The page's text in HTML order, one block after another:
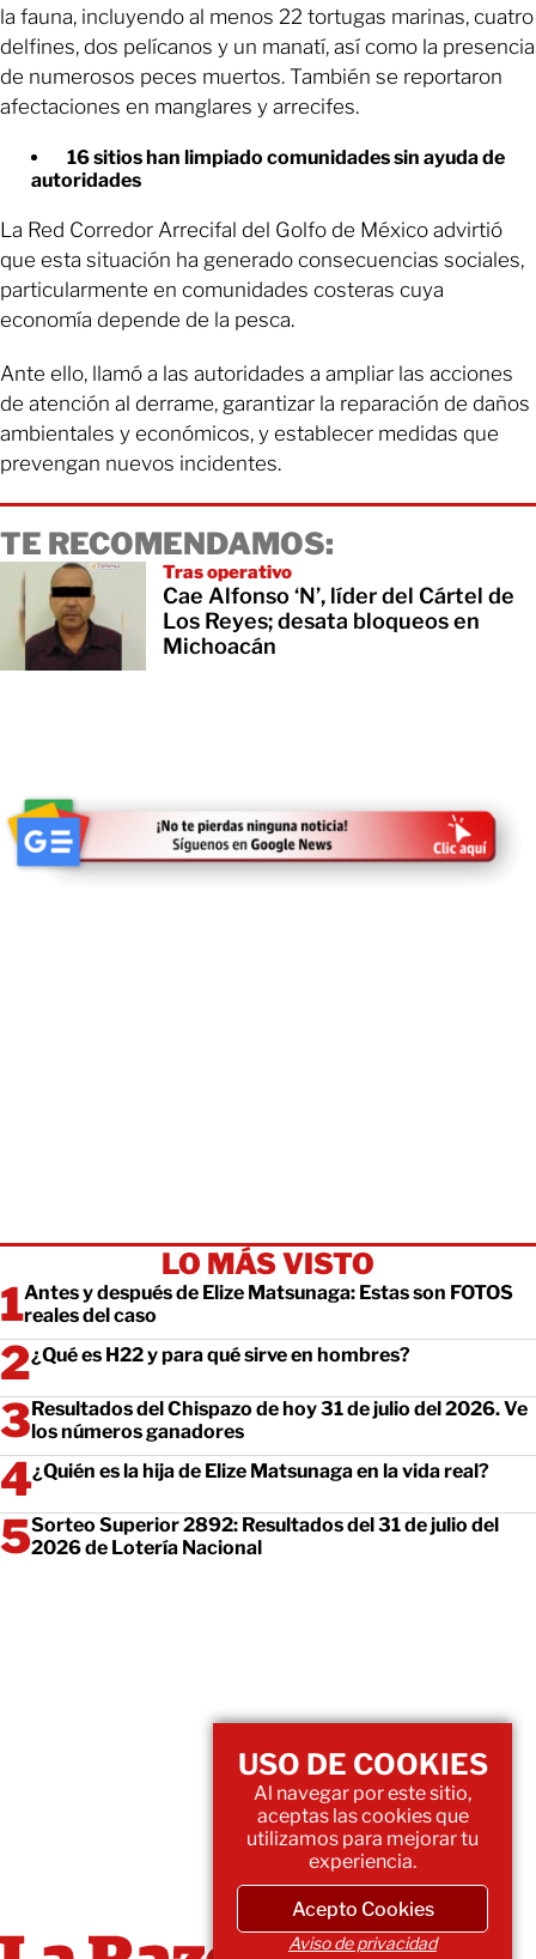
la fauna, incluyendo al menos 22 tortugas marinas, cuatro
delfines, dos pelícanos y un manatí, así como la presencia
de numerosos peces muertos. También se reportaron
afectaciones en manglares y arrecifes.
16 sitios han limpiado comunidades sin ayuda de
autoridades
La Red Corredor Arrecifal del Golfo de México advirtió
que esta situación ha generado consecuencias sociales,
particularmente en comunidades costeras cuya
economía depende de la pesca.
Ante ello, llamó a las autoridades a ampliar las acciones
de atención al derrame, garantizar la reparación de daños
ambientales y económicos, y establecer medidas que
prevengan nuevos incidentes.
TE RECOMENDAMOS:
Tras operativo
Cae Alfonso ‘N’, líder del Cártel de
Los Reyes; desata bloqueos en
Michoacán
LO MÁS VISTO
Antes y después de Elize Matsunaga: Estas son FOTOS
reales del caso
¿Qué es H22 y para qué sirve en hombres?
Resultados del Chispazo de hoy 31 de julio del 2026. Ve
los números ganadores
¿Quién es la hija de Elize Matsunaga en la vida real?
Sorteo Superior 2892: Resultados del 31 de julio del
2026 de Lotería Nacional
USO DE COOKIES
Al navegar por este sitio,
aceptas las cookies que
utilizamos para mejorar tu
experiencia.
Acepto Cookies
Aviso de privacidad